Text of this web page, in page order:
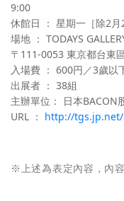
9:00
休館日 ： 星期一［除2
場地 ： TODAYS
〒111-0053 東京都台東
入場費 ： 600円／3歲以
出展者 ： 38組
主辦單位： 日本BACON
URL ： http://
※上述為表定內容，內